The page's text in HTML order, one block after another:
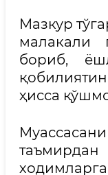
Мазкур
малакали
бориб,
ҳисса